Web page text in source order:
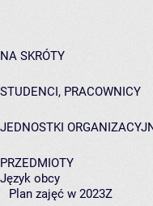
NA SKRÓTY
STUDENCI, PRACOWNICY
JEDNOSTKI
PRZEDMIOTY
Język obcy
Plan zajęć w 2023Z